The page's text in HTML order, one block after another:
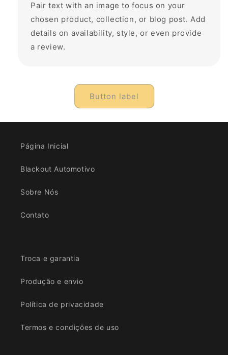
Pair text with an image to focus on your
chosen product, collection, or blog post. Add
details on availability, style, or even provide
a review.
Button label
Página Inicial
Blackout Automotivo
Sobre Nós
Contato
Troca e garantia
Produção e envio
Política de privacidade
Termos e condições de uso